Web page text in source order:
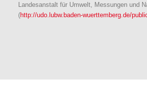
Landesanstalt für Umwelt, Messungen und
(http://udo.lubw.baden-wuerttemberg.de/